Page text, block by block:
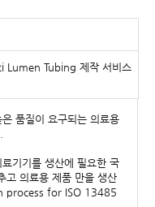
Tubing 제작 서비스
품질이 요구되는 의료용
기기를 생산에 필요한 국
고 의료용 제품 만을 생산
process for ISO 13485